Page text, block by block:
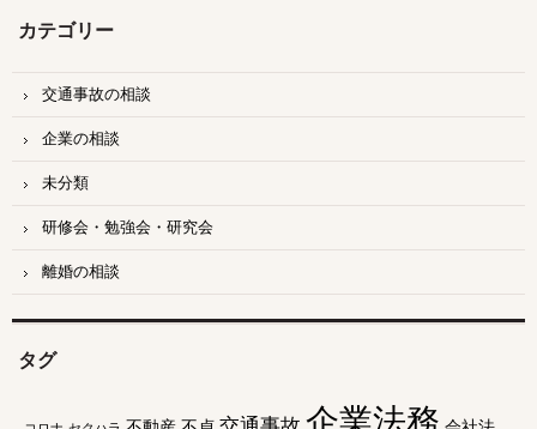
ブ
カテゴリー
交通事故の相談
企業の相談
未分類
研修会・勉強会・研究会
離婚の相談
タグ